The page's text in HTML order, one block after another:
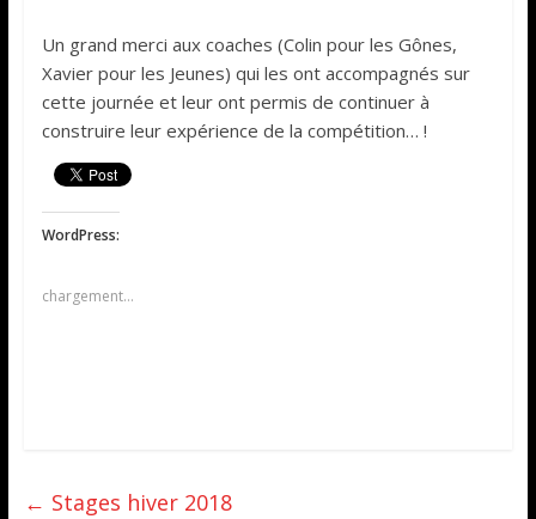
Un grand merci aux coaches (Colin pour les Gônes,
Xavier pour les Jeunes) qui les ont accompagnés sur
cette journée et leur ont permis de continuer à
construire leur expérience de la compétition… !
WordPress:
chargement…
← Stages hiver 2018